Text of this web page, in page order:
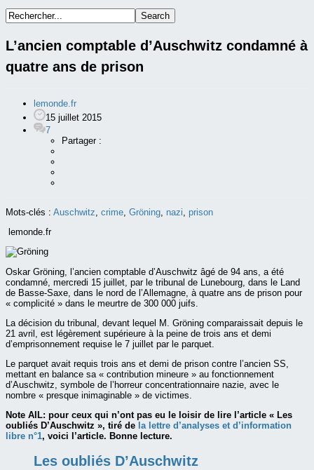
L’ancien comptable d’Auschwitz condamné à
quatre ans de prison
lemonde.fr
15 juillet 2015
7
Partager :
Mots-clés : Auschwitz, crime, Gröning, nazi, prison
lemonde.fr
Oskar Gröning, l’ancien comptable d’Auschwitz âgé de 94 ans, a été
condamné, mercredi 15 juillet, par le tribunal de Lunebourg, dans le Land
de Basse-Saxe, dans le nord de l’Allemagne, à quatre ans de prison pour
« complicité » dans le meurtre de 300 000 juifs.
La décision du tribunal, devant lequel M. Gröning comparaissait depuis le
21 avril, est légèrement supérieure à la peine de trois ans et demi
d’emprisonnement requise le 7 juillet par le parquet.
Le parquet avait requis trois ans et demi de prison contre l’ancien SS,
mettant en balance sa « contribution mineure » au fonctionnement
d’Auschwitz, symbole de l’horreur concentrationnaire nazie, avec le
nombre « presque inimaginable » de victimes.
Note AIL: pour ceux qui n’ont pas eu le loisir de lire l’article « Les
oubliés D’Auschwitz », tiré de la lettre d’analyses et d’information
libre n°1, voici l’article. Bonne lecture.
Les oubliés D’Auschwitz